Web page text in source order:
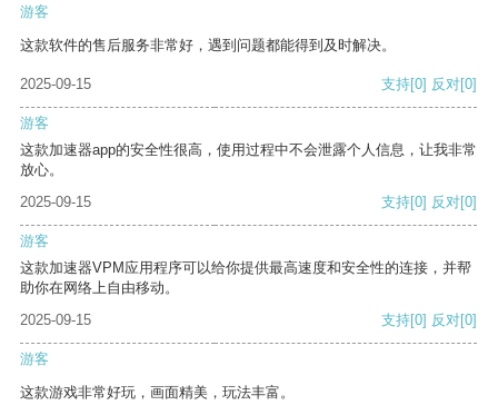
游客
这款软件的售后服务非常好，遇到问题都能得到及时解决。
2025-09-15 支持[0] 反对[0]
游客
这款加速器app的安全性很高，使用过程中不会泄露个人信息，让我非常
放心。
2025-09-15
支持[0] 反对[0]
游客
这款加速器VPM应用程序可以给你提供最高速度和安全性的连接，并帮
助你在网络上自由移动。
2025-09-15
支持[0] 反对[0]
游客
这款游戏非常好玩，画面精美，玩法丰富。